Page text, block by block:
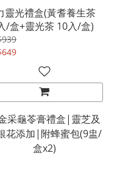
靈光禮盒(黃耆養生茶
/盒+靈光茶 10入/盒)